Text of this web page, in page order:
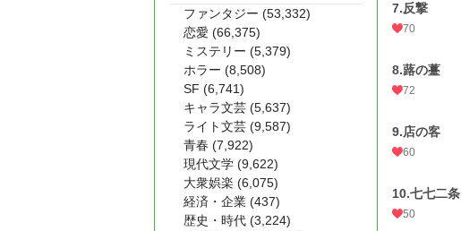
7.反撃
70
8.蕗の薹
72
9.店の客
60
10.七七二条
50
ファンタジー (53,332)
恋愛 (66,375)
ミステリー (5,379)
ホラー (8,508)
SF (6,741)
キャラ文芸 (5,637)
ライト文芸 (9,587)
青春 (7,922)
現代文学 (9,622)
大衆娯楽 (6,075)
経済・企業 (437)
歴史・時代 (3,224)